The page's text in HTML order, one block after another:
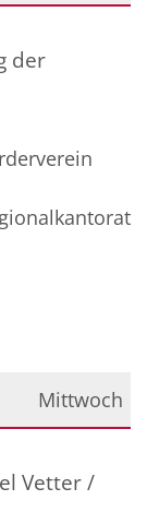
der
Mittwoch
Vetter /